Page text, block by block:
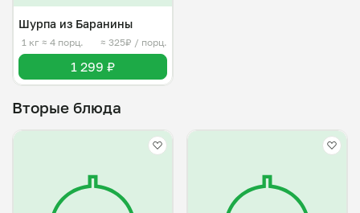
Шурпа из Баранины
1 кг ≈ 4 порц. ≈ 325₽ / порц.
1 299 ₽
Вторые блюда